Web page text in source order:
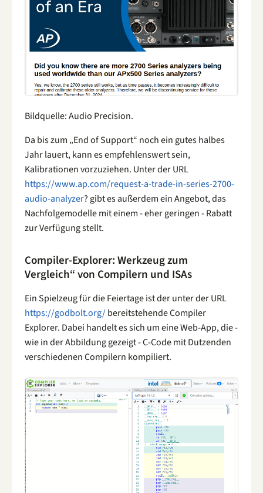
Bildquelle: Audio Precision.
Da bis zum „End of Support“ noch ein gutes halbes
Jahr lauert, kann es empfehlenswert sein,
Kalibrationen vorzuziehen. Unter der URL
https://www.ap.com/request-a-trade-in-series-2700-
audio-analyzer? gibt es außerdem ein Angebot, das
Nachfolgemodelle mit einem - eher geringen - Rabatt
zur Verfügung stellt.
Compiler-Explorer: Werkzeug zum
Vergleich“ von Compilern und ISAs
Ein Spielzeug für die Feiertage ist der unter der URL
https://godbolt.org/bereitstehende Compiler
Explorer. Dabei handelt es sich um eine Web-App, die -
wie in der Abbildung gezeigt - C-Code mit Dutzenden
verschiedenen Compilern kompiliert.